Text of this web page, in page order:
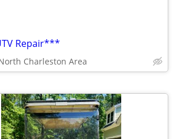
Repair***
Charleston Area